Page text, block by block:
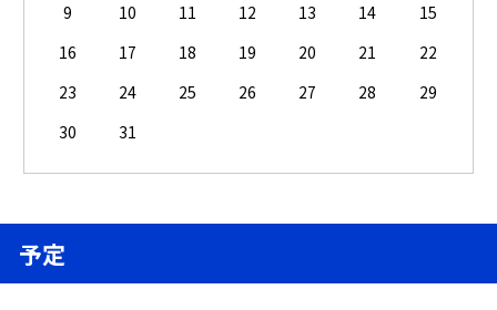
9
10 11 12 13 14
15
16
17 18 19 20 21
22
23
24 25 26 27 28
29
30
31
予定